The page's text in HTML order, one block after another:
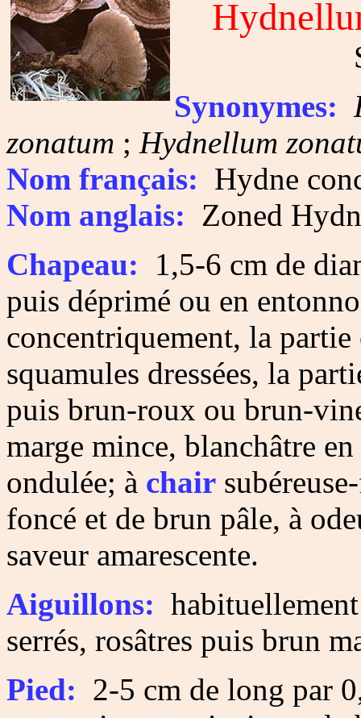
Synonymes:
zonatum ; Hydnellum
Nom français: Hydne
Nom anglais: Zoned
Chapeau: 1,5-6 cm de
puis déprimé ou en
concentriquement, la
squamules dressées, la
puis brun-roux ou brun-
marge mince, blanchâtre
ondulée; à chair
foncé et de brun pâle, à
saveur amarescente.
Aiguillons:
serrés, rosâtres puis brun
Pied: 2-5 cm de long par